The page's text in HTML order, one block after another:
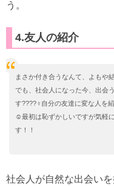
う。
4.友人の紹介
まさか付き合うなんて、よもや
でも、社会人になった今、出会
す????‍♀️自分の友達に変な人を
☺️最初は恥ずかしいですが気軽
す！！
社会人が自然な出会い